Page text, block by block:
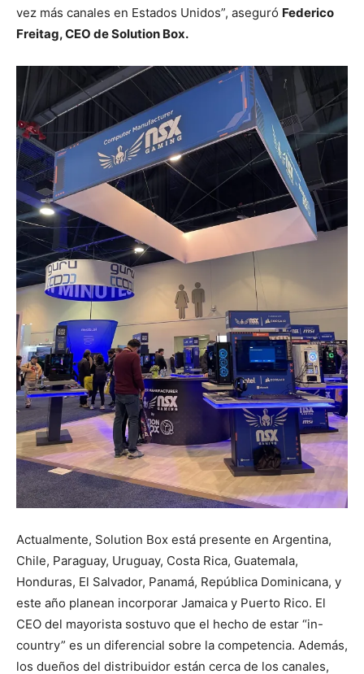
vez más canales en Estados Unidos”, aseguró Federico
Freitag, CEO de Solution Box.
Actualmente, Solution Box está presente en Argentina,
Chile, Paraguay, Uruguay, Costa Rica, Guatemala,
Honduras, El Salvador, Panamá, República Dominicana, y
este año planean incorporar Jamaica y Puerto Rico. El
CEO del mayorista sostuvo que el hecho de estar “in-
country” es un diferencial sobre la competencia. Además,
los dueños del distribuidor están cerca de los canales,